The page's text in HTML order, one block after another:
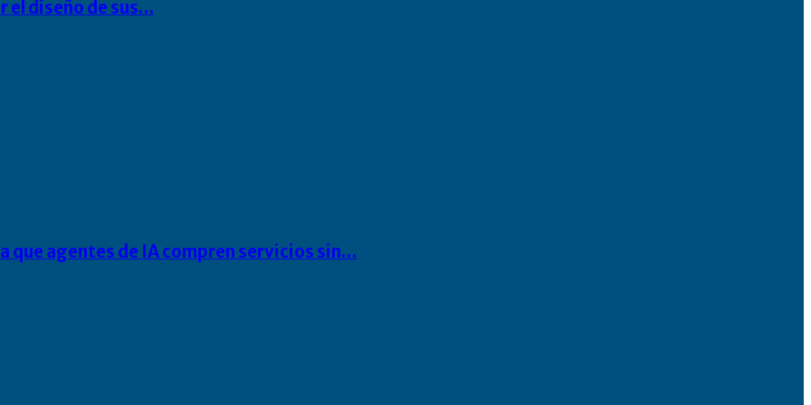
el diseño de sus…
agentes de IA compren servicios sin…